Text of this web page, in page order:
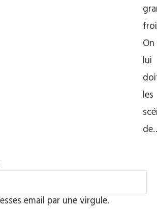
On
lui
les
email par une virgule.